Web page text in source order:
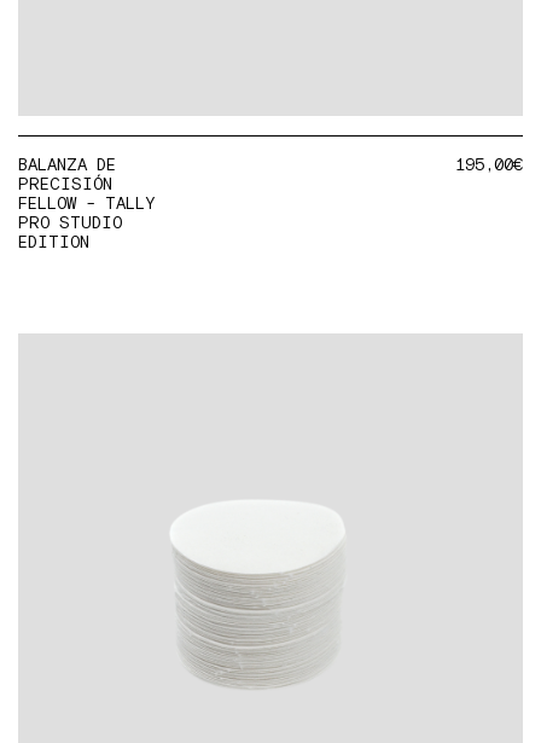
BALANZA DE
PRECISIÓN
FELLOW - TALLY
PRO STUDIO
EDITION
195,00€